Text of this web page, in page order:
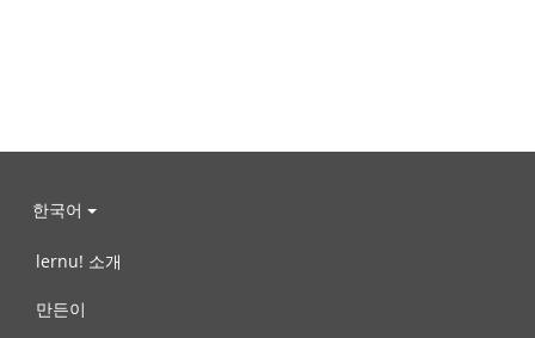
한국어
lernu! 소개
만든이